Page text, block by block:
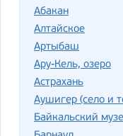
Абакан
Алтайское
Артыбаш
Ару-Кель, озеро
Астрахань
Аушигер (село и
Байкальский